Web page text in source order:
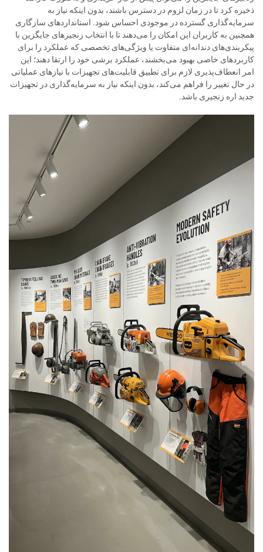
ذخیره کرد تا در زمان لزوم در دسترس باشند، بدون اینکه نیاز به
سرمایه‌گذاری گسترده در موجودی احساس شود. استانداردهای سازگاری
همچنین به کاربران این امکان را می‌دهند تا با انتخاب زنجیرهای جایگزین با
پیکربندی‌های دندانه‌ای متفاوت یا ویژگی‌های تخصصی که عملکرد را برای
کاربردهای خاصی بهبود می‌بخشند، عملکرد برشی خود را ارتقا دهند؛ این
امر انعطاف‌پذیری لازم برای تطبیق قابلیت‌های تجهیزات با نیازهای عملیاتی
در حال تغییر را فراهم می‌کند، بدون اینکه نیاز به سرمایه‌گذاری در تجهیزات
جدید اره زنجیری باشد.